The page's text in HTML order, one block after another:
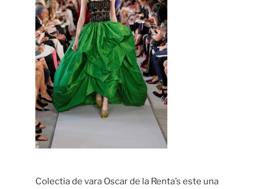
Colectia de vara Oscar de la Renta’s este una